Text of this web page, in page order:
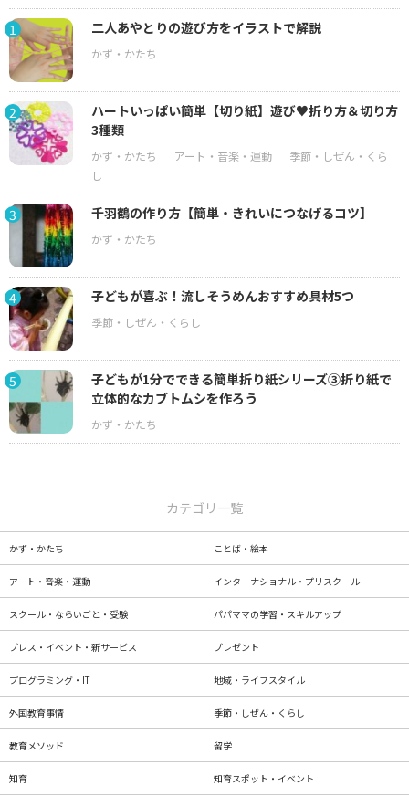
1 二人あやとりの遊び方をイラストで解説
2
ハートいっぱい簡単【切り紙】遊び♥折り方＆切り方
3種類
3 千羽鶴の作り方【簡単・きれいにつなげるコツ】
4 子どもが喜ぶ！流しそうめんおすすめ具材5つ
5
子どもが1分でできる簡単折り紙シリーズ③折り紙で
立体的なカブトムシを作ろう
カテゴリ一覧
かず・かたち ことば・絵本
アート・音楽・運動 インターナショナル・プリスクール
スクール・ならいごと・受験 パパママの学習・スキルアップ
プレス・イベント・新サービス プレゼント
プログラミング・IT 地域・ライフスタイル
外国教育事情 季節・しぜん・くらし
教育メソッド 留学
知育 知育スポット・イベント